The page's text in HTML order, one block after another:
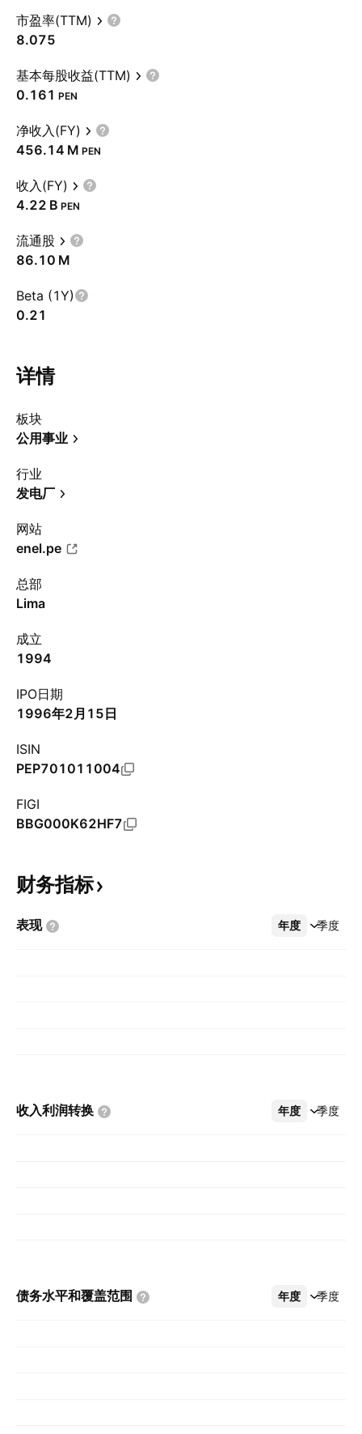
市盈率(TTM)
8.075
基本每股收益(TTM)
0.161 PEN
净收入(FY)
‪456.14 M‬ PEN
收入(FY)
‪4.22 B‬ PEN
流通股
‪86.10 M‬
Beta (1Y)
0.21
详情
板块
公用事业
行业
发电厂
网站
enel.pe
总部
Lima
成立
1994
IPO日期
1996年2月15日
ISIN
PEP701011004
FIGI
BBG000K62HF7
财务指标
表现 年度 季度
更多
收入利润转换 年度 季度
更多
债务水平和覆盖范围 年度 季度
更多